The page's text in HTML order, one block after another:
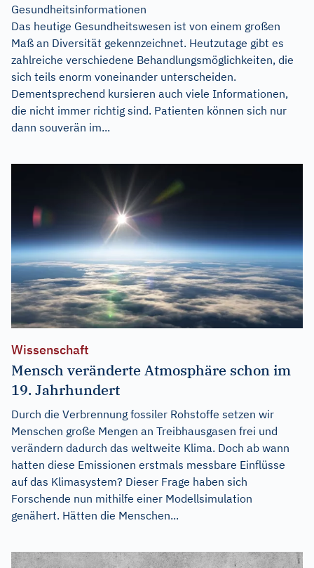
Gesundheitsinformationen
Das heutige Gesundheitswesen ist von einem großen
Maß an Diversität gekennzeichnet. Heutzutage gibt es
zahlreiche verschiedene Behandlungsmöglichkeiten, die
sich teils enorm voneinander unterscheiden.
Dementsprechend kursieren auch viele Informationen,
die nicht immer richtig sind. Patienten können sich nur
dann souverän im...
Wissenschaft
Mensch veränderte Atmosphäre schon im
19. Jahrhundert
Durch die Verbrennung fossiler Rohstoffe setzen wir
Menschen große Mengen an Treibhausgasen frei und
verändern dadurch das weltweite Klima. Doch ab wann
hatten diese Emissionen erstmals messbare Einflüsse
auf das Klimasystem? Dieser Frage haben sich
Forschende nun mithilfe einer Modellsimulation
genähert. Hätten die Menschen...